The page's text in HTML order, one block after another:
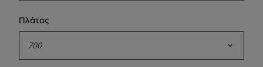
Πλάτος
700